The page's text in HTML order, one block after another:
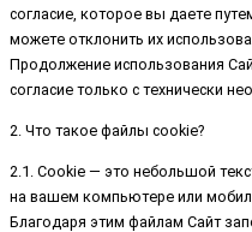
согласие, которое вы даете
можете отклонить их
Продолжение использования
согласие только с технически
2. Что такое файлы cookie?
2.1. Cookie — это небольшой
на вашем компьютере или
Благодаря этим файлам Сайт